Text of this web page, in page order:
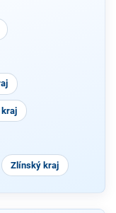
kraj
Zlínský kraj